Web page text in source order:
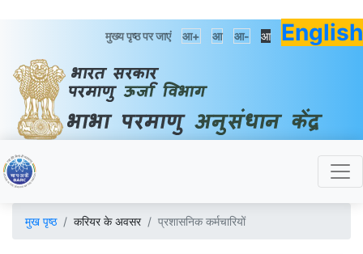
मुख्य पृष्ठ पर जाएं आ+ आ आ- आ English
मुख पृष्ठ करियर के अवसर प्रशासनिक कर्मचारियों